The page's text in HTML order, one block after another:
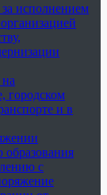
исполнением
городском
и в
с